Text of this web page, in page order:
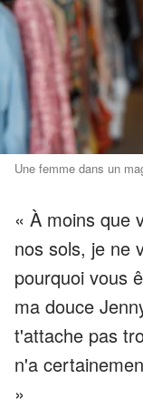
Une femme dans un
« À moins que
nos sols, je ne
pourquoi vous
ma douce
t'attache pas
n'a
»